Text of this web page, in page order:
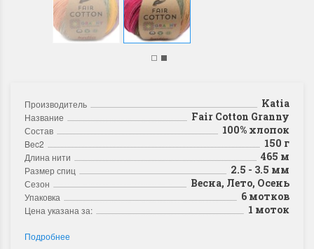
Производитель Katia
Название Fair Cotton Granny
Состав 100% хлопок
Bec2 150 г
Длина нити 465 м
Размер спиц 2.5 - 3.5 мм
Сезон Весна, Лето, Осень
Упаковка 6 мотков
Цена указана за: 1 моток
Подробнее